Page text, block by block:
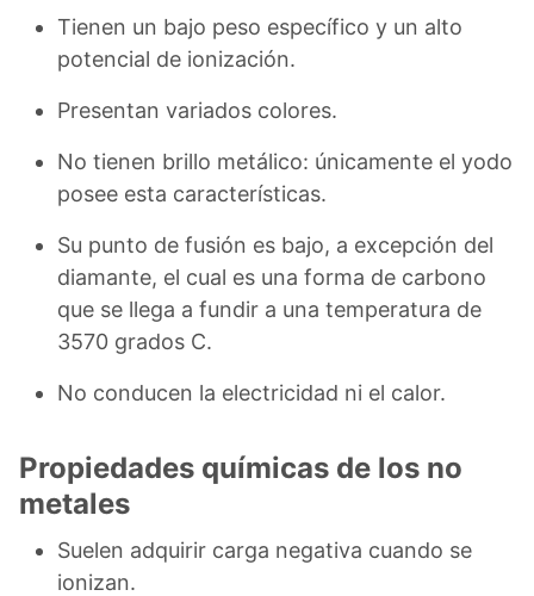
Tienen un bajo peso específico y un alto
potencial de ionización.
Presentan variados colores.
No tienen brillo metálico: únicamente el yodo
posee esta características.
Su punto de fusión es bajo, a excepción del
diamante, el cual es una forma de carbono
que se llega a fundir a una temperatura de
3570 grados C.
No conducen la electricidad ni el calor.
Propiedades químicas de los no
metales
Suelen adquirir carga negativa cuando se
ionizan.